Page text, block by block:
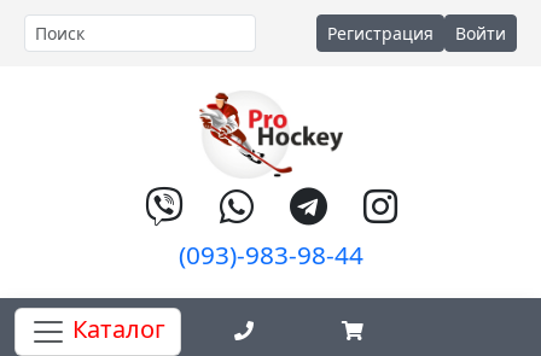
Регистрация Войти
(093)-983-98-44
Каталог